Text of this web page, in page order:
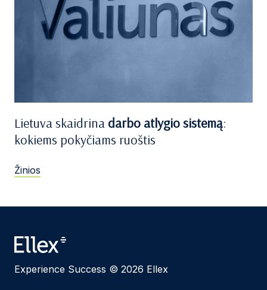
Lietuva skaidrina darbo atlygio sistemą:
kokiems pokyčiams ruoštis
Žinios
Experience Success © 2026 Ellex